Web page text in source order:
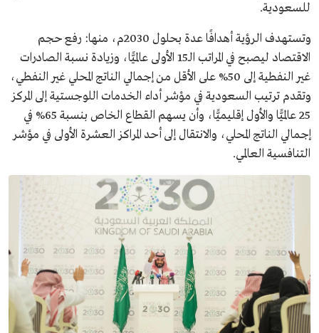
للسعودية.
وتستهدف الرؤية أهدافًا عدة بحلول 2030م، منها: رفع حجم
الاقتصاد ليصبح في المراتب الـ15 الأولى عالميًّا، وزيادة نسبة الصادرات
غير النفطية إلى 50% على الأقل من إجمالي الناتج المحلي غير النفطي،
وتقدم ترتيب السعودية في مؤشر أداء الخدمات اللوجستية إلى المركز
25 عالميًّا والأول إقليميًّا، وأن يسهم القطاع الخاص بنسبة 65% في
إجمالي الناتج المحلي، والانتقال إلى أحد المراكز العشرة الأولى في مؤشر
التنافسية العالمي.